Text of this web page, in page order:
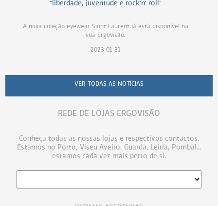
"liberdade, juventude e rock'n' roll"
A nova coleção eyewear Saint Laurent já está disponível na
sua Ergovisão.
2023-01-31
VER TODAS AS NOTÍCIAS
REDE DE LOJAS ERGOVISÃO
Conheça todas as nossas lojas e respectivos contactos.
Estamos no Porto, Viseu Aveiro, Guarda, Leiria, Pombal...
estamos cada vez mais perto de si.